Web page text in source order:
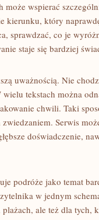
może wspierać
kierunku, który
sprawdzać, co je
staje się bardziej
uważnością. Nie
tekstach można
chwili. Taki
Serwis
doświadczenie,
podróże jako temat
w jednym
ale też dla tych,